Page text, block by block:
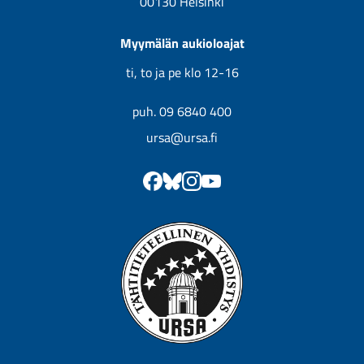
Myymälän aukioloajat
ti, to ja pe klo 12-16
puh. 09 6840 400
ursa@ursa.fi